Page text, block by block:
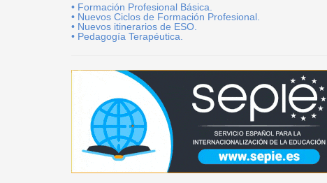
• Formación Profesional Básica.
• Nuevos Ciclos de Formación Profesional.
• Nuevos itinerarios de ESO.
• Pedagogía Terapéutica.